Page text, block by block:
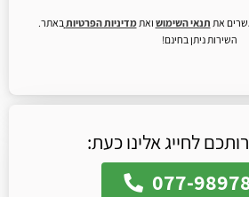
את תנאי השימוש ואתמדיניות הפרטיותבאתר.
השירות ניתן בחינם!
לחייג אלינו כעת:
077-